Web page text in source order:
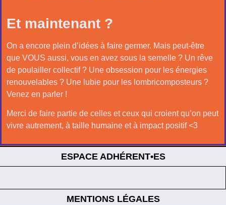
Et maintenant ?
On a encore plein d’idées à faire germer. Mais peut-être
que VOUS aussi, vous en avez sous la semelle ? Un rêve
de poulailler collectif ? Une obsession pour les énergies
renouvelables ? Une lubie pour les lombricomposteurs ?
Venez en parler !
Merci de faire partie de celles et ceux qui croient qu’on peut
vivre autrement, à taille humaine et à impact positif <3
ESPACE ADHÉRENT•ES
MENTIONS LÉGALES